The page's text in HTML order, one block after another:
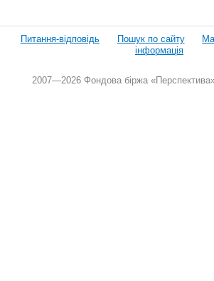
Питання-відповідь Пошук по сайту
інформація
2007—2026 Фондова біржа